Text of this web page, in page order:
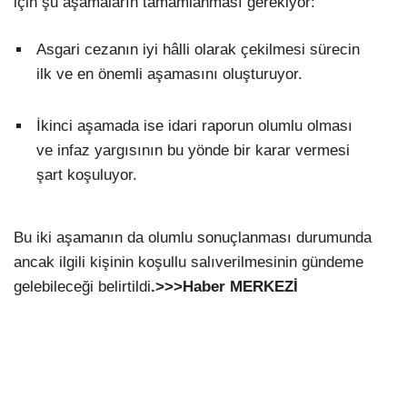
Asgari cezanın iyi hâlli olarak çekilmesi sürecin
ilk ve en önemli aşamasını oluşturuyor.
İkinci aşamada ise idari raporun olumlu olması
ve infaz yargısının bu yönde bir karar vermesi
şart koşuluyor.
Bu iki aşamanın da olumlu sonuçlanması durumunda
ancak ilgili kişinin koşullu salıverilmesinin gündeme
gelebileceği belirtildi.>>>Haber MERKEZİ